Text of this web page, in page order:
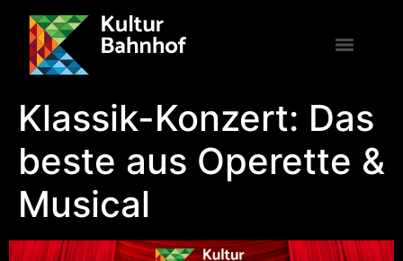
Klassik-Konzert: Das
beste aus Operette &
Musical